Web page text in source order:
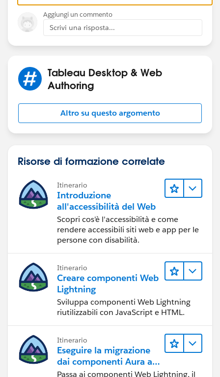
Aggiungi un commento
Scrivi una risposta...
Tableau Desktop & Web
Authoring
Altro su questo argomento
Risorse di formazione correlate
Itinerario
Introduzione
all'accessibilità del Web
Scopri cos'è l'accessibilità e come
rendere accessibili siti web e app per le
persone con disabilità.
Itinerario
Creare componenti Web
Lightning
Sviluppa componenti Web Lightning
riutilizzabili con JavaScript e HTML.
Itinerario
Eseguire la migrazione
dai componenti Aura ai
componenti Web
Passa ai componenti Web Lightning, il